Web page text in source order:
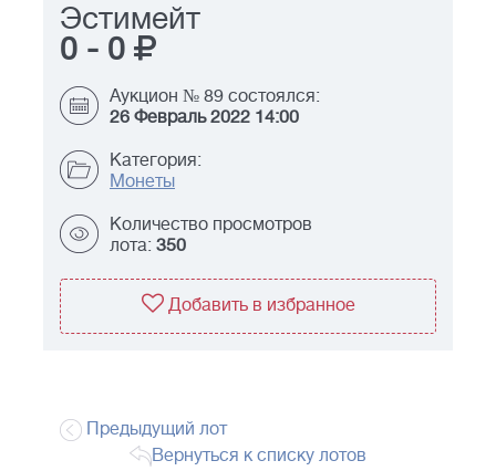
Эстимейт
0 - 0
Аукцион № 89 состоялся:
26 Февраль 2022 14:00
Категория:
Монеты
Количество просмотров
лота: 350
Добавить в избранное
Предыдущий лот
Вернуться к списку лотов